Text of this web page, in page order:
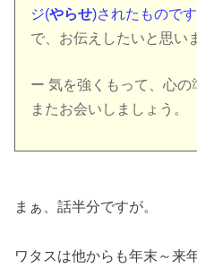
ジ(やらせ)されたものです
で、お伝えしたいと思い
ー 気を強くもって、心の
またお会いしましょう。
まぁ、話半分ですが。
ワタスは他からも年末～来